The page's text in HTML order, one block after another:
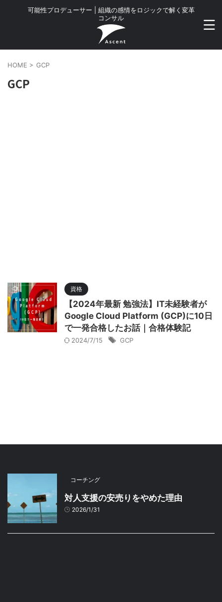
可能性プロデューサー | 組織の感情をロジックで解く変革
コンサル
HOME > GCP
GCP
資格
【2024年最新 勉強法】IT未経験者が
Google Cloud Platform (GCP)に10日
で一発合格したお話｜合格体験記
2024/7/15 GCP
コーチング
対人支援の安売りをやめた理由
2026/1/31